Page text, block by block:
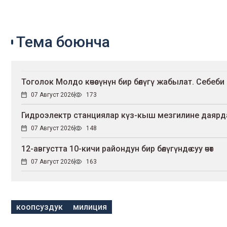
Тема боюнча
Тоголок Молдо көчөсүнүн бир бөлүгү жабылат. Себеби
07 Август 2026 173
Гидроэлектр станциялар күз-кыш мезгилине
07 Август 2026 148
12-августта 10-кичи райондун бир бөлүгүндө суу өчөт
07 Август 2026 163
коопсуздук милиция